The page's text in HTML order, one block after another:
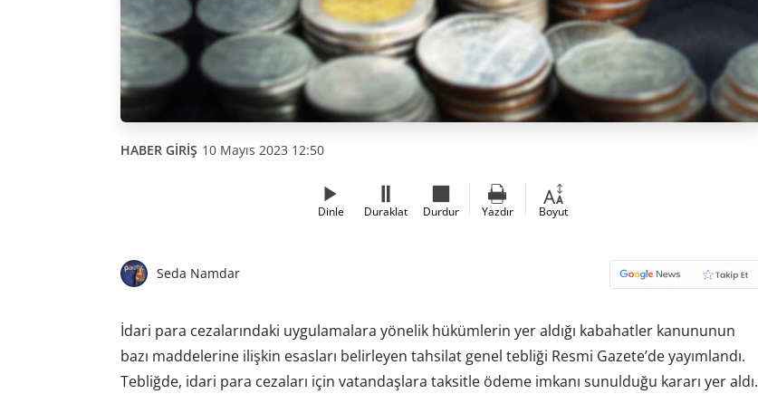
HABER GİRİŞ 10 Mayıs 2023 12:50
Dinle Duraklat Durdur Yazdır Boyut
Seda Namdar
İdari para cezalarındaki uygulamalara yönelik hükümlerin yer aldığı kabahatler kanununun
bazı maddelerine ilişkin esasları belirleyen tahsilat genel tebliği Resmi Gazete’de yayımlandı.
Tebliğde, idari para cezaları için vatandaşlara taksitle ödeme imkanı sunulduğu kararı yer aldı.